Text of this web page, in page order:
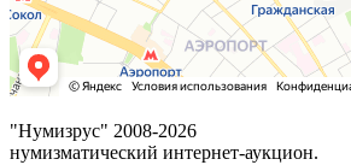
"Нумизрус" 2008-2026
нумизматический интернет-аукцион.